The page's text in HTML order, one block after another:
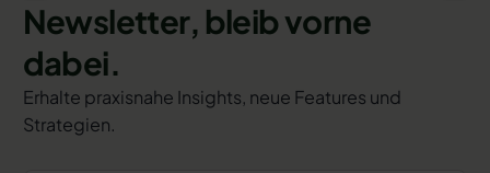
Newsletter, bleib vorne
dabei.
Erhalte praxisnahe Insights, neue Features und
Strategien.